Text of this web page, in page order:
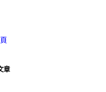
章